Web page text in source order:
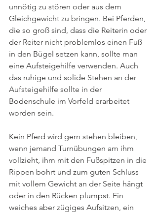
unnötig zu stören oder aus dem
Gleichgewicht zu bringen. Bei Pferden,
die so groß sind, dass die Reiterin oder
der Reiter nicht problemlos einen Fuß
in den Bügel setzen kann, sollte man
eine Aufsteigehilfe verwenden. Auch
das ruhige und solide Stehen an der
Aufsteigehilfe sollte in der
Bodenschule im Vorfeld erarbeitet
worden sein.
Kein Pferd wird gern stehen bleiben,
wenn jemand Turnübungen am ihm
vollzieht, ihm mit den Fußspitzen in die
Rippen bohrt und zum guten Schluss
mit vollem Gewicht an der Seite hängt
oder in den Rücken plumpst. Ein
weiches aber zügiges Aufsitzen, ein